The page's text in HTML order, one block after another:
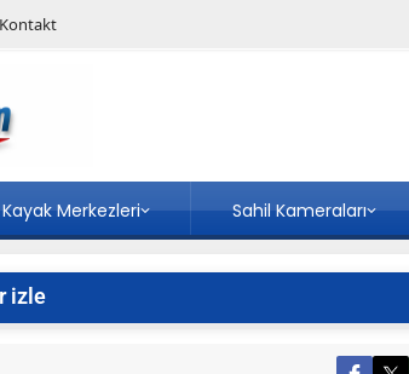
Kontakt
Kayak Merkezleri Sahil Kameraları
izle